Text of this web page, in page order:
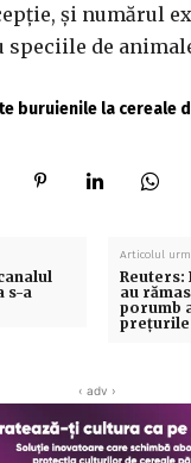
şi numărul
speciile de
buruienile la cereale
s-a
Articolul
Reuters:
au
porumb
prețurile
‹ adv ›